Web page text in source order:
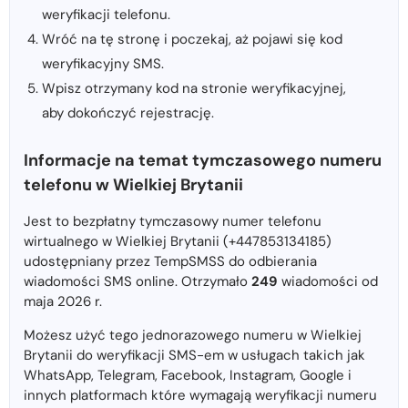
weryfikacji telefonu.
Wróć na tę stronę i poczekaj, aż pojawi się kod
weryfikacyjny SMS.
Wpisz otrzymany kod na stronie weryfikacyjnej,
aby dokończyć rejestrację.
Informacje na temat tymczasowego numeru
telefonu w Wielkiej Brytanii
Jest to bezpłatny tymczasowy numer telefonu
wirtualnego w Wielkiej Brytanii (+447853134185)
udostępniany przez TempSMSS do odbierania
wiadomości SMS online. Otrzymało 249 wiadomości od
maja 2026 r.
Możesz użyć tego jednorazowego numeru w Wielkiej
Brytanii do weryfikacji SMS-em w usługach takich jak
WhatsApp, Telegram, Facebook, Instagram, Google i
innych platformach które wymagają weryfikacji numeru